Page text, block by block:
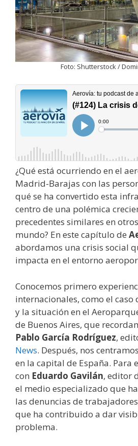
Foto: Shutterstock /
¿Qué está ocurriendo en el
Madrid-Barajas con las
qué se ha convertido esta
centro de una polémica
precedentes similares en
mundo? En este capítulo de
abordamos una crisis social
impacta en el entorno
Conocemos primero
internacionales, como el caso
y la situación en el
de Buenos Aires, que
Pablo García Rodríguez,
News. Después, nos
en la capital de España. Para
con Eduardo Gavilán, editor
el medio especializado que
las denuncias de
que ha contribuido a dar
problema.